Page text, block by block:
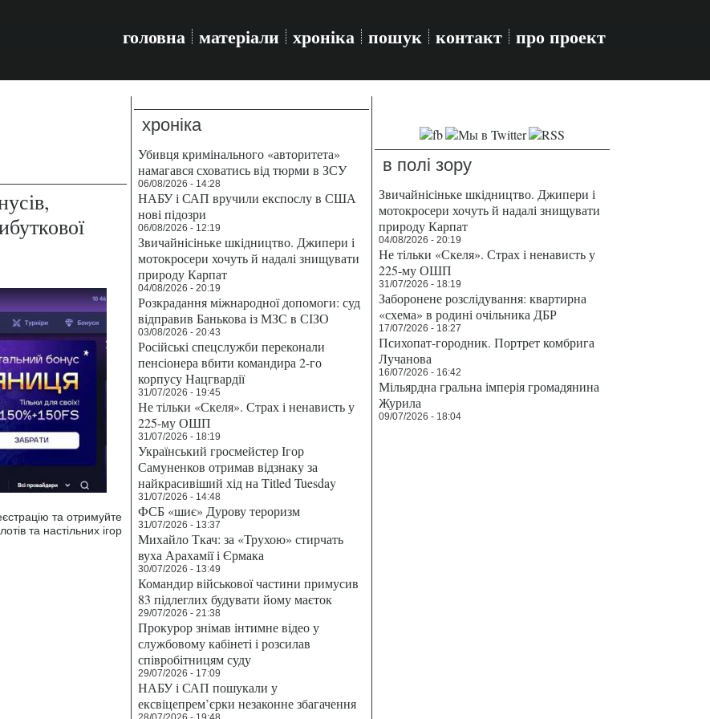
головна матеріали хроніка пошук контакт про проект
та отримуйте
та настільних ігор
хроніка
Убивця кримінального «авторитета»
намагався сховатись від тюрми в ЗСУ
06/08/2026 - 14:28
НАБУ і САП вручили експослу в США
нові підозри
06/08/2026 - 12:19
Звичайнісіньке шкідництво. Джипери і
мотокросери хочуть й надалі знищувати
природу Карпат
04/08/2026 - 20:19
Розкрадання міжнародної допомоги: суд
відправив Банькова із МЗС в СІЗО
03/08/2026 - 20:43
Російські спецслужби переконали
пенсіонера вбити командира 2-го
корпусу Нацгвардії
31/07/2026 - 19:45
Не тільки «Скеля». Страх і ненависть у
225-му ОШП
31/07/2026 - 18:19
Український гросмейстер Ігор
Самуненков отримав відзнаку за
найкрасивіший хід на Titled Tuesday
31/07/2026 - 14:48
ФСБ «шиє» Дурову тероризм
31/07/2026 - 13:37
Михайло Ткач: за «Трухою» стирчать
вуха Арахамії і Єрмака
30/07/2026 - 13:49
Командир військової частини примусив
83 підлеглих будувати йому маєток
29/07/2026 - 21:38
Прокурор знімав інтимне відео у
службовому кабінеті і розсилав
співробітницям суду
29/07/2026 - 17:09
НАБУ і САП пошукали у
ексвіцепрем’єрки незаконне збагачення
в полі зору
Звичайнісіньке шкідництво. Джипери і
мотокросери хочуть й надалі знищувати
природу Карпат
04/08/2026 - 20:19
Не тільки «Скеля». Страх і ненависть у
225-му ОШП
31/07/2026 - 18:19
Заборонене розслідування: квартирна
«схема» в родині очільника ДБР
17/07/2026 - 18:27
Психопат-городник. Портрет комбрига
Лучанова
16/07/2026 - 16:42
Мільярдна гральна імперія громадянина
Журила
09/07/2026 - 18:04